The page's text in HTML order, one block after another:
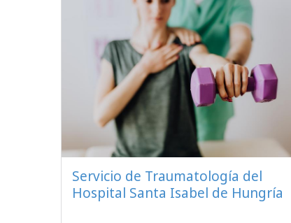
Servicio de Traumatología del
Hospital Santa Isabel de Hungría